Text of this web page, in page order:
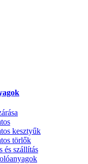
kesztyűk
törlők
és szállítás